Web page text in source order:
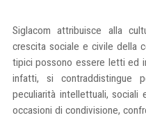
Siglacom attribuisce alla
crescita sociale e civile della
tipici possono essere letti ed
infatti, si contraddistingue
peculiarità intellettuali, sociali
occasioni di condivisione,